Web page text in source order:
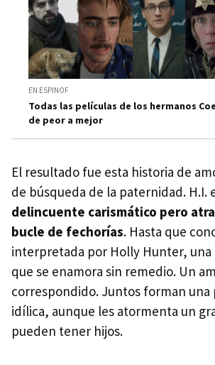
EN ESPINOF
Todas las películas de los hermanos
de peor a mejor
El resultado fue esta historia de
de búsqueda de la paternidad. H.I.
delincuente carismático pero
bucle de fechorías. Hasta que
interpretada por Holly Hunter, una
que se enamora sin remedio. Un
correspondido. Juntos forman una
idílica, aunque les atormenta un
pueden tener hijos.